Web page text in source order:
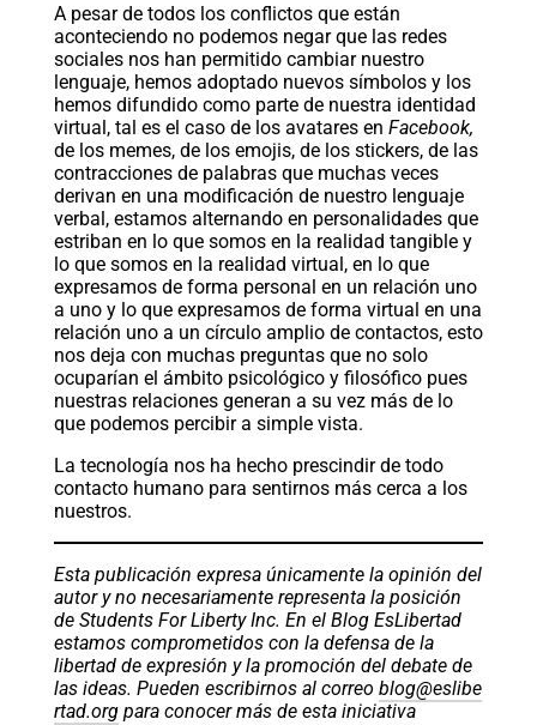
A pesar de todos los conflictos que están
aconteciendo no podemos negar que las redes
sociales nos han permitido cambiar nuestro
lenguaje, hemos adoptado nuevos símbolos y los
hemos difundido como parte de nuestra identidad
virtual, tal es el caso de los avatares en Facebook,
de los memes, de los emojis, de los stickers, de las
contracciones de palabras que muchas veces
derivan en una modificación de nuestro lenguaje
verbal, estamos alternando en personalidades que
estriban en lo que somos en la realidad tangible y
lo que somos en la realidad virtual, en lo que
expresamos de forma personal en un relación uno
a uno y lo que expresamos de forma virtual en una
relación uno a un círculo amplio de contactos, esto
nos deja con muchas preguntas que no solo
ocuparían el ámbito psicológico y filosófico pues
nuestras relaciones generan a su vez más de lo
que podemos percibir a simple vista.
La tecnología nos ha hecho prescindir de todo
contacto humano para sentirnos más cerca a los
nuestros.
Esta publicación expresa únicamente la opinión del
autor y no necesariamente representa la posición
de Students For Liberty Inc. En el Blog EsLibertad
estamos comprometidos con la defensa de la
libertad de expresión y la promoción del debate de
las ideas. Pueden escribirnos al correo blog@eslibe
rtad.orgpara conocer más de esta iniciativa